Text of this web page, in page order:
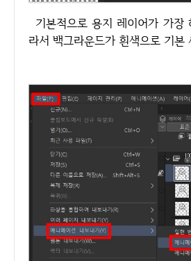
기본적으로 용지 레이어가 가장 하단에 있습니다. 따
라서 백그라운드가 흰색으로 기본